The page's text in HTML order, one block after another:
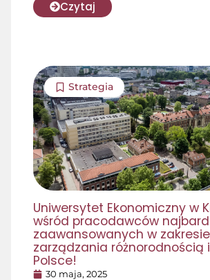
Czytaj
Strategia
Uniwersytet Ekonomiczny w
wśród pracodawców
zaawansowanych w zakresie
zarządzania różnorodnością
Polsce!
30 maja, 2025